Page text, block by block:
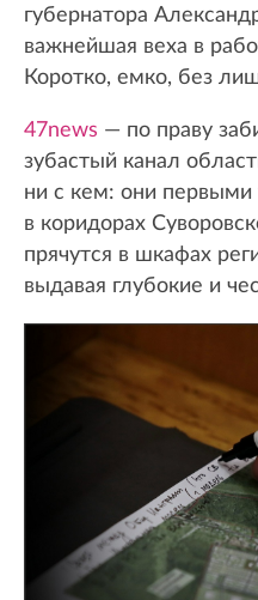
губернатора
важнейшая веха в
Коротко, емко, без
47news — по праву
зубастый канал
ни с кем: они первыми
в коридорах
прячутся в шкафах
выдавая глубокие и